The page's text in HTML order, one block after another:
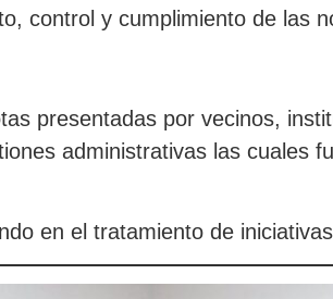
control y cumplimiento de las
presentadas por vecinos,
administrativas las cuales
en el tratamiento de